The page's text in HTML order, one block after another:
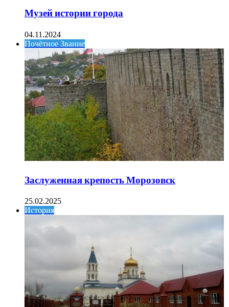
Музей истории города
04.11.2024
Почётное Звание
Заслуженная крепость Морозовск
25.02.2025
История